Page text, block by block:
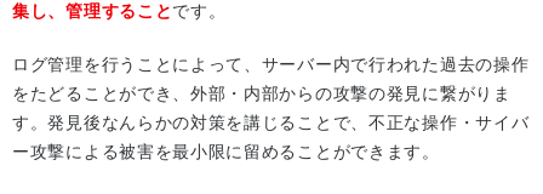
集し、管理することです。
ログ管理を行うことによって、サーバー内で行われた過去の操作
をたどることができ、外部・内部からの攻撃の発見に繋がりま
す。発見後なんらかの対策を講じることで、不正な操作・サイバ
ー攻撃による被害を最小限に留めることができます。